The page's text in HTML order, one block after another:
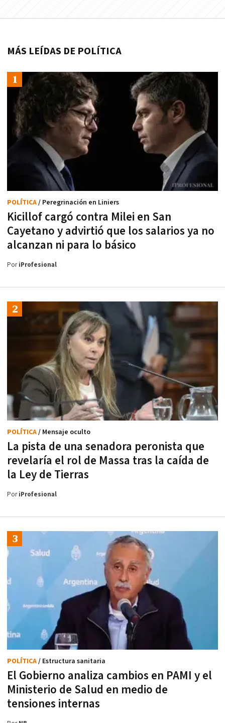
MÁS LEÍDAS DE POLÍTICA
Kicillof cargó contra Milei en San
Cayetano y advirtió que los salarios ya no
alcanzan ni para lo básico
POLÍTICA/ Peregrinación en Liniers
PoriProfesional
La pista de una senadora peronista que
revelaría el rol de Massa tras la caída de
la Ley de Tierras
POLÍTICA/ Mensaje oculto
PoriProfesional
El Gobierno analiza cambios en PAMI y el
Ministerio de Salud en medio de
tensiones internas
POLÍTICA/ Estructura sanitaria